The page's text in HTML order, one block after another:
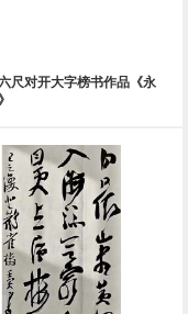
尺对开大字榜书作品《永